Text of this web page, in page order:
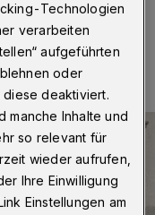
Technologien
verarbeiten
aufgeführten
oder
diese deaktiviert.
manche Inhalte und
so relevant für
wieder aufrufen,
Ihre Einwilligung
Einstellungen am